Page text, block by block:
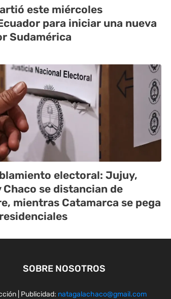
este miércoles
para iniciar una nueva
Sudamérica
electoral: Jujuy,
Chaco se distancian de
mientras Catamarca se pega
SOBRE NOSOTROS
| Publicidad: natagalachaco@gmail.com